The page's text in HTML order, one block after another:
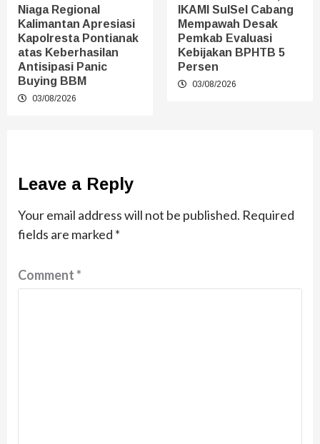
Niaga Regional
Kalimantan Apresiasi
Kapolresta Pontianak
atas Keberhasilan
Antisipasi Panic
Buying BBM
03/08/2026
IKAMI SulSel Cabang
Mempawah Desak
Pemkab Evaluasi
Kebijakan BPHTB 5
Persen
03/08/2026
Leave a Reply
Your email address will not be published. Required
fields are marked *
Comment*